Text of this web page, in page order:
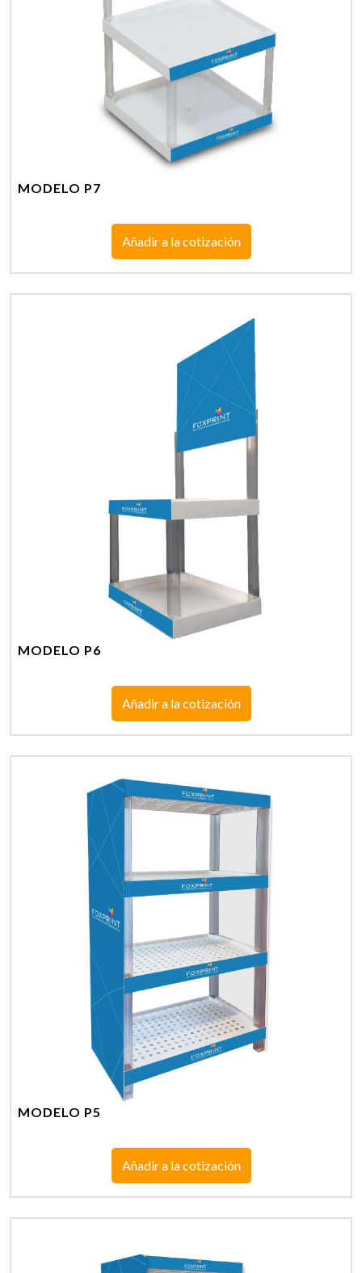
MODELO P7
Añadir a la cotización
MODELO P6
Añadir a la cotización
MODELO P5
Añadir a la cotización